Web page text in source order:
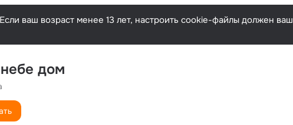
ваш возраст менее 13 лет, настроить cookie-файлы должен ваш
дом